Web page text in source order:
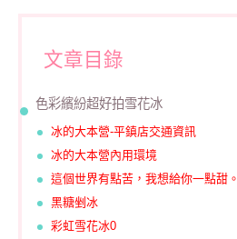
文章目錄
色彩繽紛超好拍雪花冰
冰的大本營-平鎮店交通資訊
冰的大本營內用環境
這個世界有點苦，我想給你一點甜。
黑糖剉冰
彩虹雪花冰0